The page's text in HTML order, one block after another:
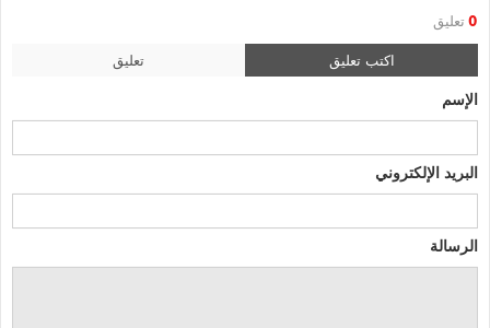
0 تعليق
اكتب تعليق تعليق
الإسم
البريد الإلكتروني
الرسالة